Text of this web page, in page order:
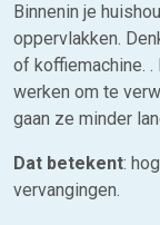
Binnenin je
oppervlakken.
of koffiemachine.
werken om te
gaan ze minder
Dat betekent:
vervangingen.